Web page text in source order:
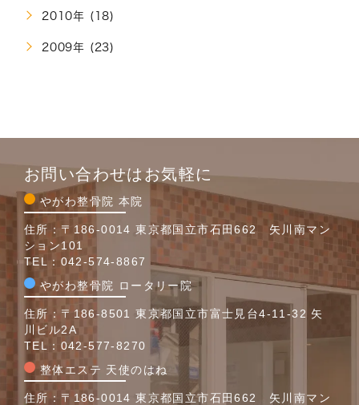
2010年 (18)
2009年 (23)
お問い合わせはお気軽に
やがわ整骨院 本院
住所：〒186-0014 東京都国立市石田662 矢川南マン
ション101
TEL： 042-574-8867
やがわ整骨院 ロータリー院
住所：〒186-8501 東京都国立市富士見台4-11-32 矢
川ビル2A
TEL： 042-577-8270
整体エステ 天使のはね
住所：〒186-0014 東京都国立市石田662 矢川南マン